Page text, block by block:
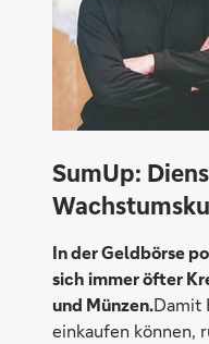
SumUp:
In der Geldbörse
sich immer öfter
und Münzen.Damit
einkaufen können,